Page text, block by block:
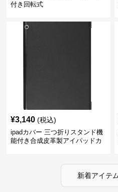
付き回転式
¥3,140 (税込)
ipadカバー 三つ折りスタンド機
能付き合成皮革製アイパッドカ
新着アイテ